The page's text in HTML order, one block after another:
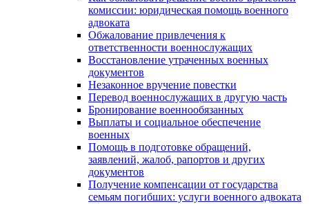
комиссии: юридическая помощь военного
адвоката
Обжалование привлечения к
ответственности военнослужащих
Восстановление утраченных военных
документов
Незаконное вручение повестки
Перевод военнослужащих в другую часть
Бронирование военнообязанных
Выплаты и социальное обеспечение
военных
Помощь в подготовке обращений,
заявлений, жалоб, рапортов и других
документов
Получение компенсации от государства
семьям погибших: услуги военного адвоката